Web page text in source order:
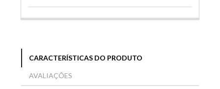
CARACTERÍSTICAS DO PRODUTO
AVALIAÇÕES